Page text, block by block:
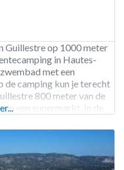
Guillestre op 1000 meter
in Hautes-
met een
de camping kun je terecht
800 meter van de
een supermarkt. In de